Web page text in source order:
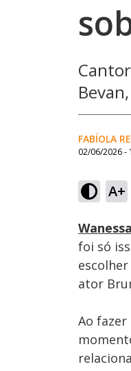
FABÍOLA
02/06/2026 -
A+
foi só
ator
Ao